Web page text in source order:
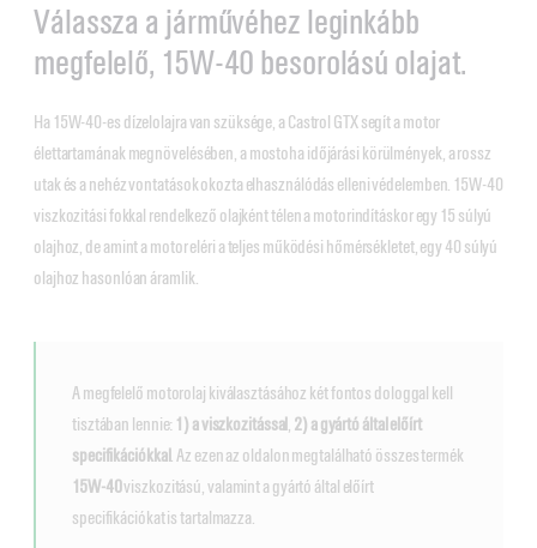
Válassza a járművéhez leginkább
megfelelő, 15W-40 besorolású olajat.
Ha 15W-40-es dízelolajra van szüksége, a Castrol GTX segít a motor
élettartamának megnövelésében, a mostoha időjárási körülmények, a rossz
utak és a nehéz vontatások okozta elhasználódás elleni védelemben. 15W-40
viszkozitási fokkal rendelkező olajként télen a motorindításkor egy 15 súlyú
olajhoz, de amint a motor eléri a teljes működési hőmérsékletet, egy 40 súlyú
olajhoz hasonlóan áramlik.
A megfelelő motorolaj kiválasztásához két fontos dologgal kell
tisztában lennie: 1) a viszkozitással 2) a gyártó által előírt
specifikációkkal . Az ezen az oldalon megtalálható összes termék
15W-40viszkozitású, valamint a gyártó által előírt
specifikációkat is tartalmazza.